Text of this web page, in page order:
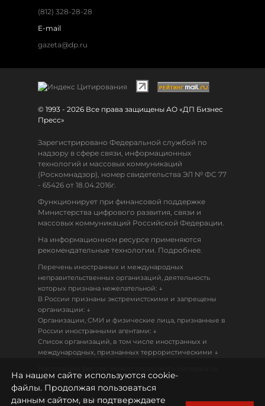
(812) 328-28-28
E-mail
gazeta@dp.ru
© 1993 - 2026 Все права защищены АО «ДП Бизнес
Пресс»
Зарегистрировано Федеральной службой по
надзору в сфере связи, информационных
технологий и массовых коммуникаций
(Роскомнадзор), номер свидетельства ЭЛ № ФС 77
- 65426 от 18.04.2016г.
Функционирует при финансовой поддержке
Министерства цифрового развития, связи и
массовых коммуникаций Российской Федерации.
На информационном ресурсе применяются
рекомендательные технологии. Подробнее.
Перечень иностранных и международных
неправительственных организаций, деятельность
которых признана нежелательной: ↓
В России признаны экстремистскими и запрещены
организации: ↓
Организации, СМИ и физические лица, признанные в
России иностранными агентами: ↓
Список организаций, в том числе иностранных и
международных, признанных террористическими ↓
18+
Политика конфиденциальности
На нашем сайте используются cookie-
файлы. Продолжая пользоваться
данным сайтом, вы подтверждаете